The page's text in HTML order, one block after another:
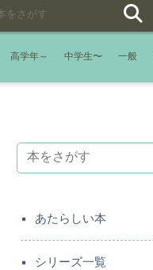
高学年～ 中学生〜 一般
あたらしい本
シリーズ一覧